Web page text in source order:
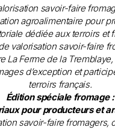
savoir-faire
agroalimentaire pour
dédiée aux terroirs et
valorisation savoir-faire
La Ferme de la
d’exception et
terroirs français.
Édition spéciale fromage :
pour producteurs et
savoir-faire fromagers,